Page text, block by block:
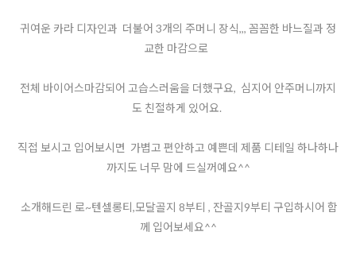
귀여운 카라 디자인과 더불어 3개의 주머니 장식,,, 꼼꼼한 바느질과 정
교한 마감으로
전체 바이어스마감되어 고습스러움을 더했구요, 심지어 안주머니까지
도 친절하게 있어요.
직접 보시고 입어보시면 가볍고 편안하고 예쁜데 제품 디테일 하나하나
까지도 너무 맘에 드실꺼예요^^
소개해드린 로~텐셀롱티,모달골지 8부티 , 잔골지9부티 구입하시어 함
께 입어보세요^^